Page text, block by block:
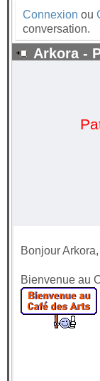
Connexion ou
conversation.
Arkora -
Bonjour Arkora,
Bienvenue au